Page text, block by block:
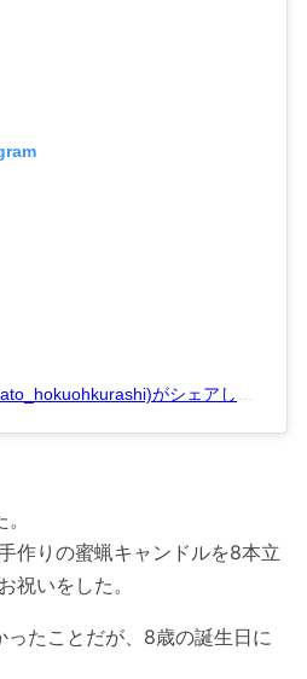
佐藤 友子さん(@tomokosato_hokuohkurashi)がシェアした投稿
作りの蜜蝋キャンドルを8本立
祝いをした。
たことだが、8歳の誕生日に